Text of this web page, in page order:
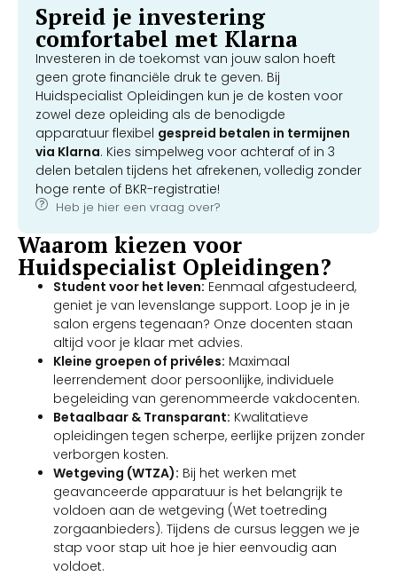
Spreid je investering
comfortabel met Klarna
Investeren in de toekomst van jouw salon hoeft
geen grote financiële druk te geven. Bij
Huidspecialist Opleidingen kun je de kosten voor
zowel deze opleiding als de benodigde
apparatuur flexibel gespreid betalen in termijnen
via Klarna. Kies simpelweg voor achteraf of in 3
delen betalen tijdens het afrekenen, volledig zonder
hoge rente of BKR-registratie!
Heb je hier een vraag over?
Waarom kiezen voor
Huidspecialist Opleidingen?
Student voor het leven: Eenmaal afgestudeerd,
geniet je van levenslange support. Loop je in je
salon ergens tegenaan? Onze docenten staan
altijd voor je klaar met advies.
Kleine groepen of privéles: Maximaal
leerrendement door persoonlijke, individuele
begeleiding van gerenommeerde vakdocenten.
Betaalbaar & Transparant: Kwalitatieve
opleidingen tegen scherpe, eerlijke prijzen zonder
verborgen kosten.
Wetgeving (WTZA): Bij het werken met
geavanceerde apparatuur is het belangrijk te
voldoen aan de wetgeving (Wet toetreding
zorgaanbieders). Tijdens de cursus leggen we je
stap voor stap uit hoe je hier eenvoudig aan
voldoet.